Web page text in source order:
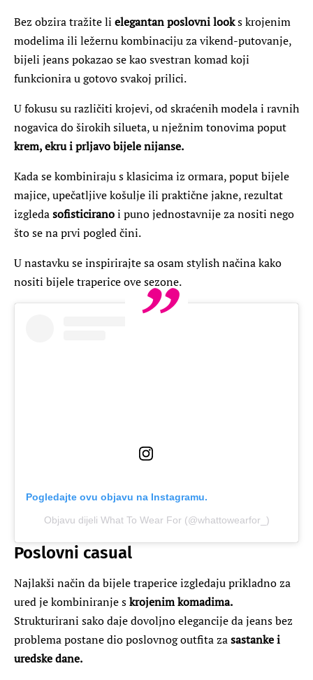
Bez obzira tražite li elegantan poslovni looks krojenim
modelima ili ležernu kombinaciju za vikend-putovanje,
bijeli jeans pokazao se kao svestran komad koji
funkcionira u gotovo svakoj prilici.
U fokusu su različiti krojevi, od skraćenih modela i ravnih
nogavica do širokih silueta, u nježnim tonovima poput
krem, ekru i prljavo bijele nijanse.
Kada se kombiniraju s klasicima iz ormara, poput bijele
majice, upečatljive košulje ili praktične jakne, rezultat
izgledasofisticiranoi puno jednostavnije za nositi nego
što se na prvi pogled čini.
U nastavku se inspirirajte sa osam stylish načina kako
nositi bijele traperice ove sezone.
Pogledajte ovu objavu na Instagramu.
Objavu dijeli What To Wear For (@whattowearfor_)
Poslovni casual
Najlakši način da bijele traperice izgledaju prikladno za
ured je kombiniranje skrojenim komadima.
Strukturirani sako daje dovoljno elegancije da jeans bez
problema postane dio poslovnog outfita zasastanke i
uredske dane.